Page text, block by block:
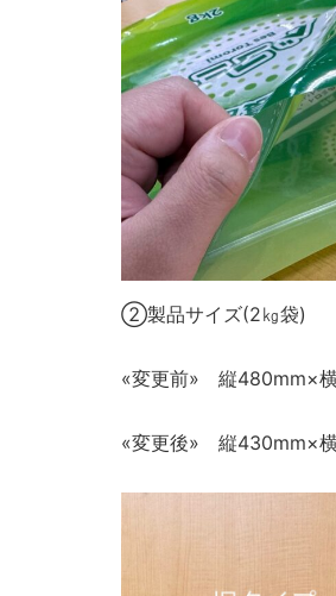
②製品サイズ(2㎏袋)
«変更前» 縦480mm×
«変更後» 縦430mm×